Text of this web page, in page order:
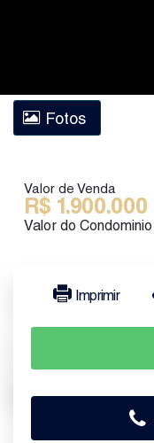
Fotos
R$ 1.900.000
Valor de Venda
Valor do Condominio
Imprimir